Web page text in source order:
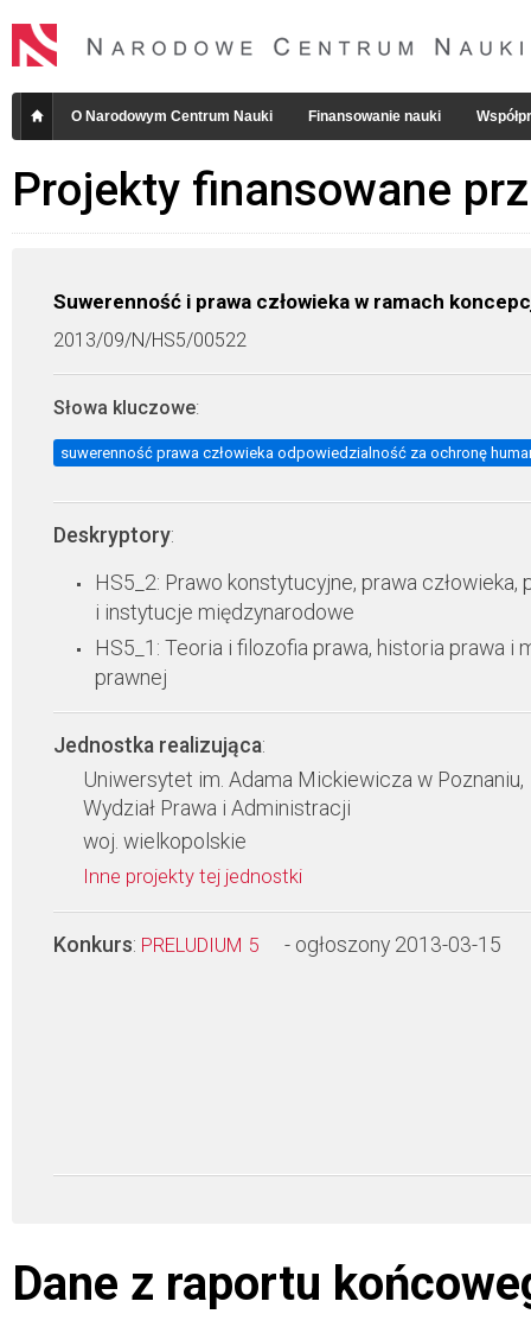
O Narodowym Centrum Nauki Finansowanie nauki
Projekty finansowane
Suwerenność i prawa człowieka w ramach
2013/09/N/HS5/00522
Słowa kluczowe:
suwerenność prawa człowieka odpowiedzialność za ochronę
Deskryptory:
HS5_2: Prawo konstytucyjne, prawa człowieka,
i instytucje międzynarodowe
HS5_1: Teoria i filozofia prawa, historia prawa i
prawnej
Jednostka realizująca:
Uniwersytet im. Adama Mickiewicza w Poznaniu,
Wydział Prawa i Administracji
woj. wielkopolskie
Inne projekty tej jednostki
Konkurs: PRELUDIUM 5 - ogłoszony 2013-03-15
Dane z raportu